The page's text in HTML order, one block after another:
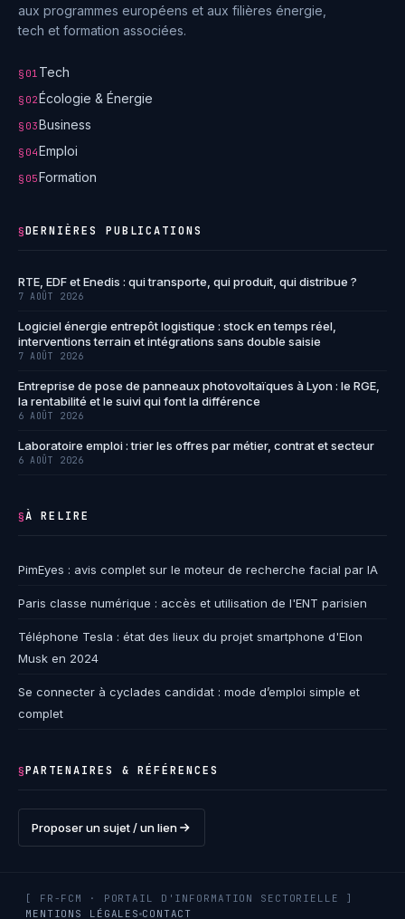
aux programmes européens et aux filières énergie,
tech et formation associées.
§01 Tech
§02Écologie & Énergie
§03Business
§04Emploi
§05Formation
§DERNIÈRES PUBLICATIONS
RTE, EDF et Enedis : qui transporte, qui produit, qui distribue ?
7 AOÛT 2026
Logiciel énergie entrepôt logistique : stock en temps réel,
interventions terrain et intégrations sans double saisie
7 AOÛT 2026
Entreprise de pose de panneaux photovoltaïques à Lyon : le RGE,
la rentabilité et le suivi qui font la différence
6 AOÛT 2026
Laboratoire emploi : trier les offres par métier, contrat et secteur
6 AOÛT 2026
§À RELIRE
PimEyes : avis complet sur le moteur de recherche facial par IA
Paris classe numérique : accès et utilisation de l'ENT parisien
Téléphone Tesla : état des lieux du projet smartphone d'Elon
Musk en 2024
Se connecter à cyclades candidat : mode d’emploi simple et
complet
§PARTENAIRES & RÉFÉRENCES
Proposer un sujet / un lien
[ FR-FCM · PORTAIL D'INFORMATION SECTORIELLE ]
MENTIONS LÉGALES CONTACT